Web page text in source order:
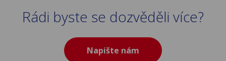
Rádi byste se dozvěděli více?
Napište nám